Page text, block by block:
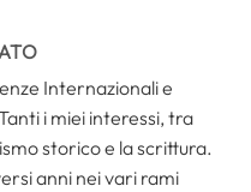
Internazionali e
i miei interessi, tra
storico e la scrittura.
anni nei vari rami